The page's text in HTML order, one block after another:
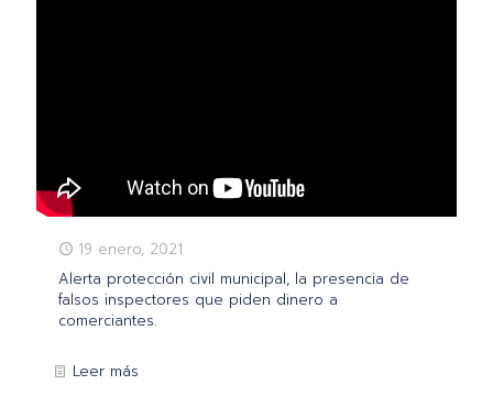
19 enero, 2021
Alerta protección civil municipal, la presencia de
falsos inspectores que piden dinero a
comerciantes.
Leer más